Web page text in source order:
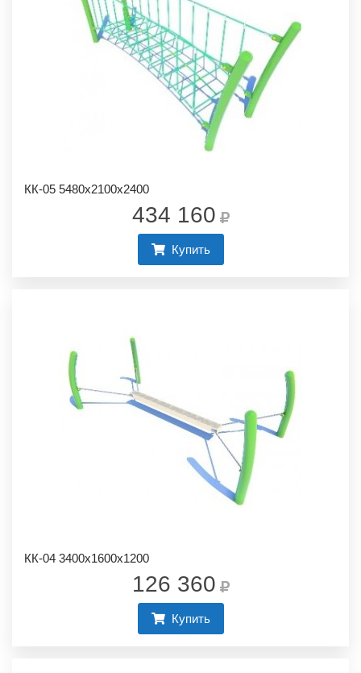
КК-05 5480х2100х2400
434 160
Купить
КК-04 3400х1600х1200
126 360
Купить